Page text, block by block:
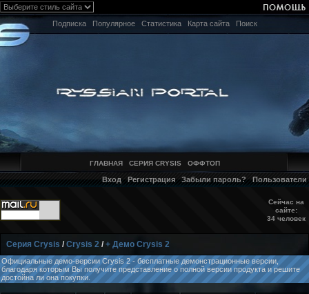
Подписка Популярное Статистика Карта сайта Поиск
ГЛАВНАЯ СЕРИЯ CRYSIS ОФФТОП
Вход Регистрация Забыли пароль? Пользователи
Сейчас на
сайте:
34 человек
Серия Crysis /Crysis 2 /+ Демо Crysis 2
Официальные демо-версии Crysis 2 - бесплатные демонстрационные версии,
благодаря которым Вы получите представление о полной версии продукта и решите
достойна ли она покупки.